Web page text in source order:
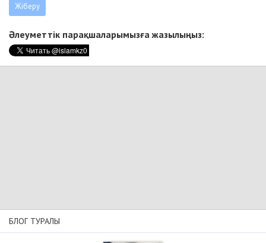
Әлеуметтік парақшаларымызға жазылыңыз:
БЛОГ ТУРАЛЫ